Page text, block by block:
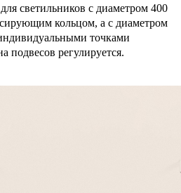
светильников с диаметром 400
кольцом, а с диаметром
точками
подвесов регулируется.